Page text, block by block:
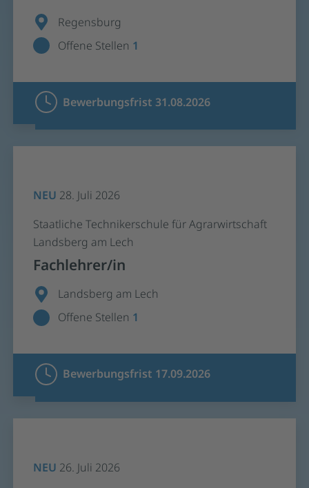
Regensburg
Offene Stellen 1
Bewerbungsfrist 31.08.2026
NEU 28. Juli 2026
Staatliche Technikerschule für Agrarwirtschaft
Landsberg am Lech
Fachlehrer/in
Landsberg am Lech
Offene Stellen 1
Bewerbungsfrist 17.09.2026
NEU 26. Juli 2026